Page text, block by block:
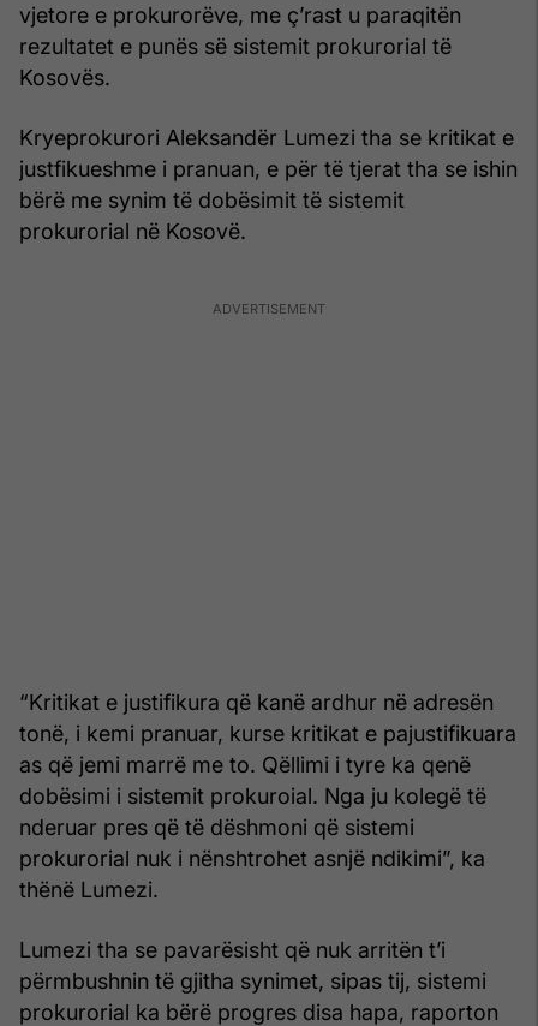
vjetore e prokurorëve, me ç’rast u paraqitën
rezultatet e punës së sistemit prokurorial të
Kosovës.
Kryeprokurori Aleksandër Lumezi tha se kritikat e
justfikueshme i pranuan, e për të tjerat tha se ishin
bërë me synim të dobësimit të sistemit
prokurorial në Kosovë.
“Kritikat e justifikura që kanë ardhur në adresën
tonë, i kemi pranuar, kurse kritikat e pajustifikuara
as që jemi marrë me to. Qëllimi i tyre ka qenë
dobësimi i sistemit prokuroial. Nga ju kolegë të
nderuar pres që të dëshmoni që sistemi
prokurorial nuk i nënshtrohet asnjë ndikimi”, ka
thënë Lumezi.
Lumezi tha se pavarësisht që nuk arritën t’i
përmbushnin të gjitha synimet, sipas tij, sistemi
prokurorial ka bërë progres disa hapa, raporton